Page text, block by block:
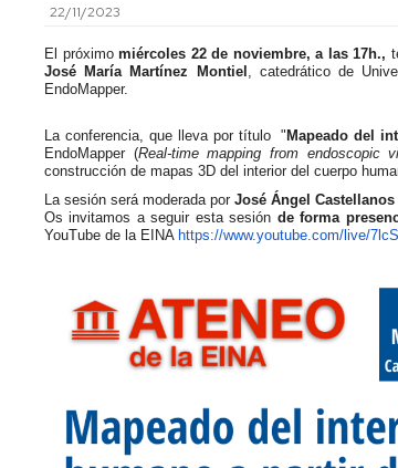
Teaching
Innovation
Curricular
Competencies
imagEINA
Exams
Projects
Reservation
of
spaces
Sessions
Tutor-
Review
22/11/2023
El próximomiércoles 22 de noviembre, a las 17h.,
José María Martínez Montiel , catedrático de
EndoMapper.
La conferencia, que lleva por título " Mapeado del
EndoMapper (Real-time mapping from endoscopic
construcción de mapas 3D del interior del cuerpo
La sesión será moderada por José Ángel Castellanos
Os invitamos a seguir esta sesión de forma
YouTube de la EINA https://www.youtube.com/live/